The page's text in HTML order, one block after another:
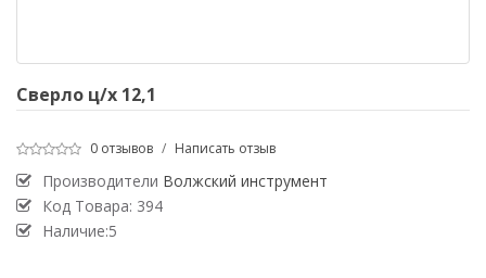
Сверло ц/х 12,1
0 отзывов / Написать отзыв
Производители Волжский инструмент
Код Товара: 394
Наличие:5